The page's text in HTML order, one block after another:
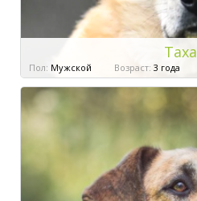
Таха
Пол: Мужской Возраст: 3 года